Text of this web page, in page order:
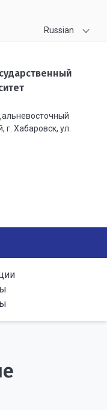
Russian
Хабаровск, ул.